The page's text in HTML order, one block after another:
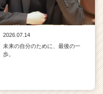
2026.07.14
未来の自分のために、最後の一
歩。